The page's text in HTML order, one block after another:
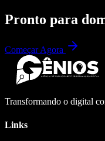
Pronto para
Começar Agora
Transformando o digital
Links